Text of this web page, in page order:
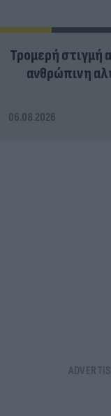
Τρομερή στιγμή
ανθρώπινη
06.08.2026